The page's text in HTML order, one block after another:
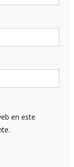
en este